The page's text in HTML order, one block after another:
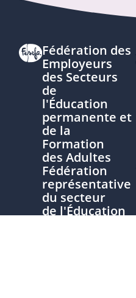
Fédération des
Employeurs
des Secteurs
de
l'Éducation
permanente et
de la
Formation
des Adultes
Fédération
représentative
du secteur
de l'Éducation